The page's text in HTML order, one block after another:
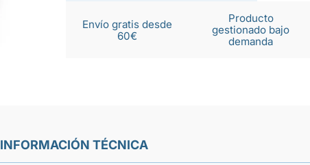
Envío gratis desde
60€
Producto
gestionado bajo
demanda
INFORMACIÓN TÉCNICA